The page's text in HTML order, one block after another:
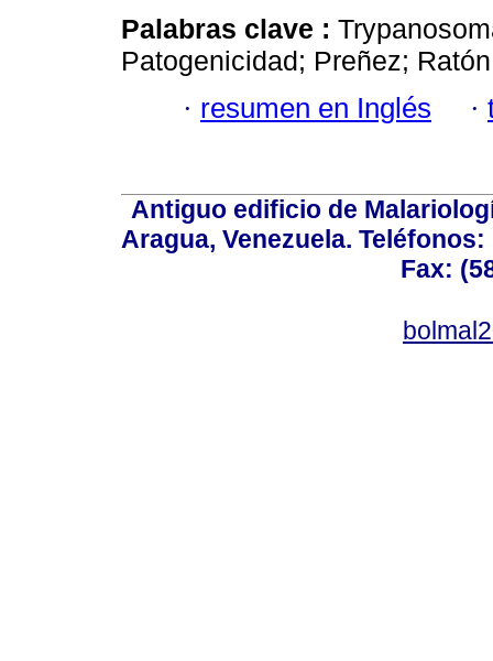
Palabras clave :
Patogenicidad; Preñez;
· resumen en Inglés ·
Antiguo edificio de
Aragua, Venezuela. Teléfonos:
Fax: